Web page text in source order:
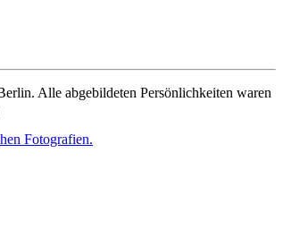
Alle abgebildeten Persönlichkeiten waren
Fotografien.